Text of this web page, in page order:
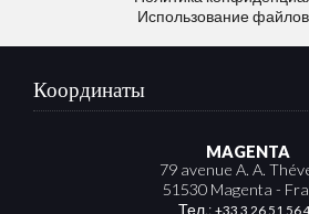
Использование
Координаты
MAGENTA
79 avenue A. A.
51530 Magenta -
Тел.: +33 3 26 51 56